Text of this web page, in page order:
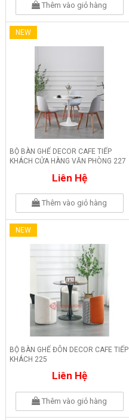
Thêm vào giỏ hàng
NEW
BỘ BÀN GHẾ DECOR CAFE TIẾP
KHÁCH CỬA HÀNG VĂN PHÒNG 227
Liên Hệ
Thêm vào giỏ hàng
NEW
BỘ BÀN GHẾ ĐÔN DECOR CAFE TIẾP
KHÁCH 225
Liên Hệ
Thêm vào giỏ hàng